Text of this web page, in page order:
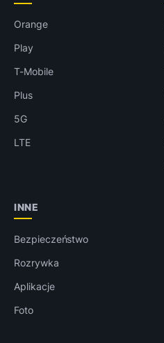
Orange
Play
T-Mobile
Plus
5G
LTE
INNE
Bezpieczeństwo
Rozrywka
Aplikacje
Foto